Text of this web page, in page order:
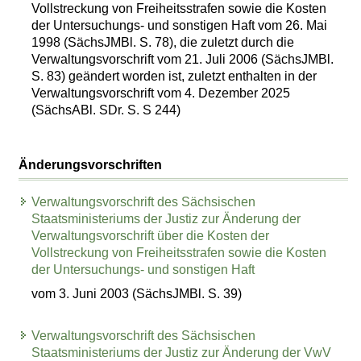
Vollstreckung von Freiheitsstrafen sowie die Kosten
der Untersuchungs- und sonstigen Haft vom 26. Mai
1998 (SächsJMBl. S. 78), die zuletzt durch die
Verwaltungsvorschrift vom 21. Juli 2006 (SächsJMBl.
S. 83) geändert worden ist, zuletzt enthalten in der
Verwaltungsvorschrift vom 4. Dezember 2025
(SächsABl. SDr. S. S 244)
Änderungsvorschriften
Verwaltungsvorschrift des Sächsischen
Staatsministeriums der Justiz zur Änderung der
Verwaltungsvorschrift über die Kosten der
Vollstreckung von Freiheitsstrafen sowie die Kosten
der Untersuchungs- und sonstigen Haft
vom 3. Juni 2003 (SächsJMBl. S. 39)
Verwaltungsvorschrift des Sächsischen
Staatsministeriums der Justiz zur Änderung der VwV